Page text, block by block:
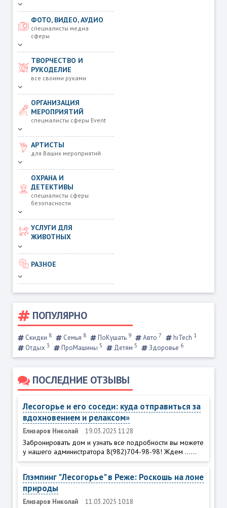
ФОТО, ВИДЕО, АУДИО
специалисты медиа
сферы
ТВОРЧЕСТВО И
РУКОДЕЛИЕ
все своими руками
ОРГАНИЗАЦИЯ
МЕРОПРИЯТИЙ
спецмалисты сферы Event
АРТИСТЫ
для Ваших мероприятий
ОХРАНА И
ДЕТЕКТИВЫ
специалисты сферы
безопасности
УСЛУГИ ДЛЯ
ЖИВОТНЫХ
РАЗНОЕ
ПОПУЛЯРНО
Скидки 8 Семья 8 ПоКушать 9 Авто 7 hiTech 1
Отдых 3 ПроМашины 5 Детям 5 Здоровье 6
ПОСЛЕДНИЕ ОТЗЫВЫ
Лесогорье и его соседи: куда отправиться за
вдохновением и релаксом»
Елизаров Николай 19.03.2025 11:28
Забронировать дом и узнать все подробности вы можете
у нашего администратора 8(982)704-98-98! Ждем ......
Глэмпинг "Лесогорье" в Реже: Роскошь на лоне
природы
Елизаров Николай 11.03.2025 10:18